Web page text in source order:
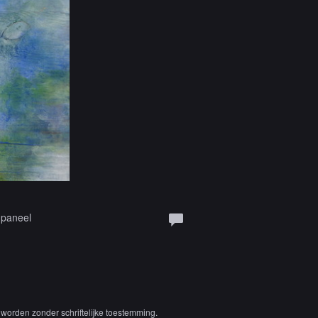
zonder schriftelijke toestemming.